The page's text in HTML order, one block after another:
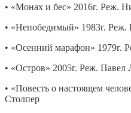
• «Монах и бес» 2016г. Реж.
• «Непобедимый» 1983г.
• «Осенний марафон» 1979г.
• «Остров» 2005г. Реж. Павел
• «Повесть о настоящем
Столпер